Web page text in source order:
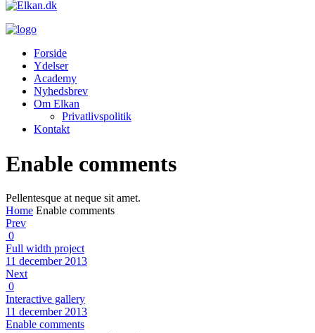
Forside
Ydelser
Academy
Nyhedsbrev
Om Elkan
Privatlivspolitik
Kontakt
Enable comments
Pellentesque at neque sit amet.
Home Enable comments
Prev
0
Full width project
11 december 2013
Next
0
Interactive gallery
11 december 2013
Enable comments